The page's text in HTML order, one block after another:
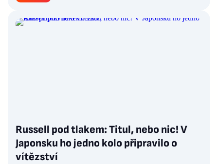
Russell pod tlakem: Titul, nebo nic! V
Japonsku ho jedno kolo připravilo o
vítězství